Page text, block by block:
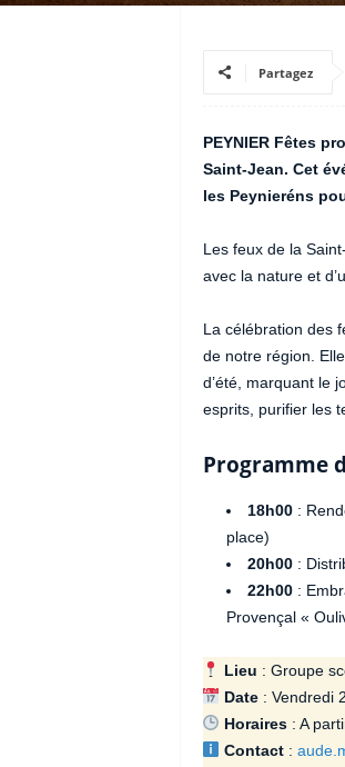
Partagez
PEYNIER Fêtes
Saint-Jean. Cet
les Peynieréns
Les feux de la
avec la nature et
La célébration des
de notre région.
d’été, marquant le
esprits, purifier les
Programme
18h00:
place)
20h00:
22h00:
Provençal «
Lieu : Groupe
Date : Vendredi
Horaires : A
Contact :